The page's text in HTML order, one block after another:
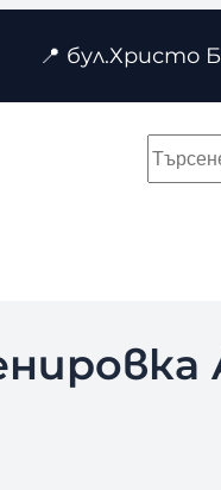
📍 бул.Христо